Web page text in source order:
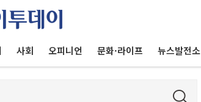
사회 오피니언 문화·라이프 뉴스발전소